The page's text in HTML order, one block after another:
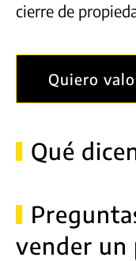
cierre de
Quiero
Qué
vender un